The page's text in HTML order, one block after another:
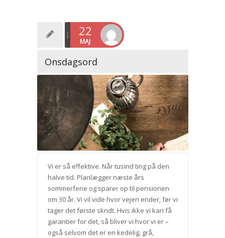
22
MAJ
Onsdagsord
Vi er så effektive. Når tusind ting på den
halve tid. Planlægger næste års
sommerferie og sparer op til pensionen
om 30 år. Vi vil vide hvor vejen ender, før vi
tager det første skridt. Hvis ikke vi kan få
garantier for det, så bliver vi hvor vi er –
også selvom det er en kedelig, grå,